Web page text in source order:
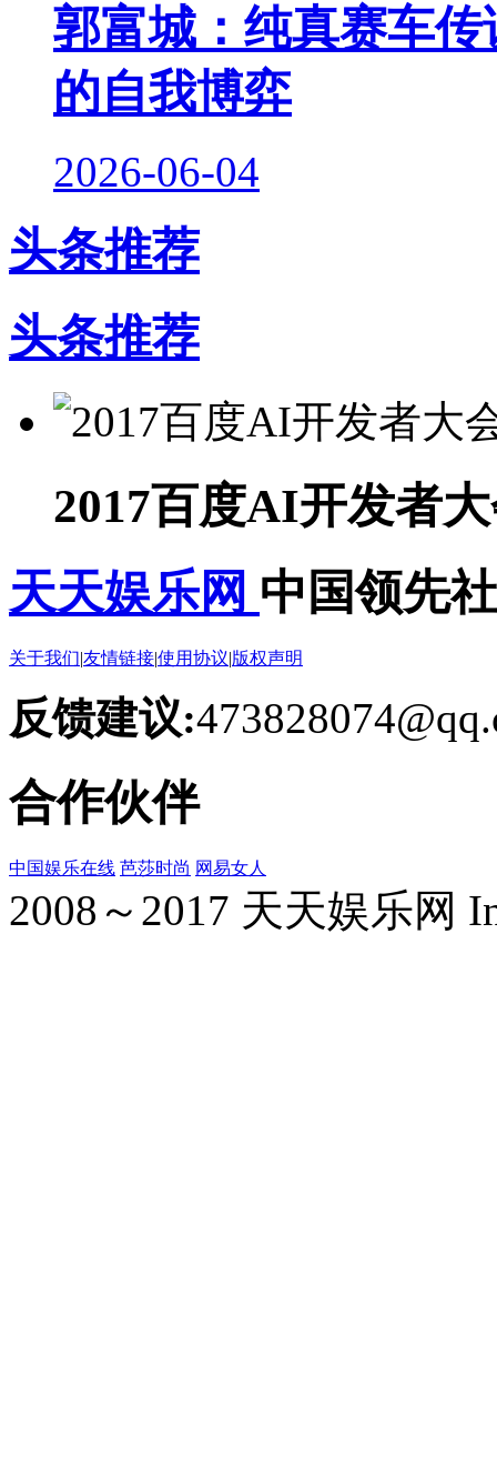
郭富城：纯真赛车
的自我博弈
2026-06-04
头条推荐
头条推荐
2017百度AI开发者
天天娱乐网 中国领先
关于我们|友情链接|使用协议|版权声明
反馈建议:
合作伙伴
中国娱乐在线 芭莎时尚 网易女人
2008～2017 天天娱乐网